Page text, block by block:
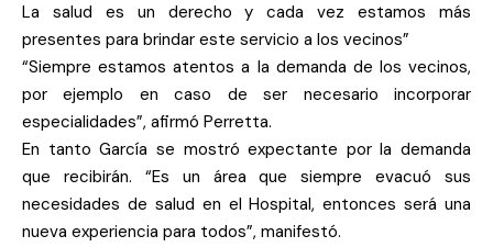
La salud es un derecho y cada vez estamos más
presentes para brindar este servicio a los vecinos”
“Siempre estamos atentos a la demanda de los vecinos,
por ejemplo en caso de ser necesario incorporar
especialidades”, afirmó Perretta.
En tanto García se mostró expectante por la demanda
que recibirán. “Es un área que siempre evacuó sus
necesidades de salud en el Hospital, entonces será una
nueva experiencia para todos”, manifestó.